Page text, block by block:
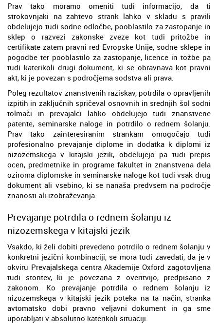
Prav tako moramo omeniti tudi informacijo, da ti
strokovnjaki na zahtevo strank lahko v skladu s pravili
obdelujejo tudi sodne odločbe, pooblastilo za zastopanje in
sklep o razvezi zakonske zveze kot tudi pritožbe in
certifikate zatem pravni red Evropske Unije, sodne sklepe in
pogodbe ter pooblastilo za zastopanje, licence in tožbe pa
tudi katerikoli drugi dokument, ki se obravnava kot pravni
akt, ki je povezan s področjema sodstva ali prava.
Poleg rezultatov znanstvenih raziskav, potrdila o opravljenih
izpitih in zaključnih spričeval osnovnih in srednjih šol sodni
tolmači in prevajalci lahko obdelujejo tudi znanstvene
patente, seminarske naloge in potrdilo o rednem šolanju.
Prav tako zainteresiranim strankam omogočajo tudi
profesionalno prevajanje diplome in dodatka k diplomi iz
nizozemskega v kitajski jezik, obdelujejo pa tudi prepis
ocen, predmetnike in programe fakultet in znanstvena dela
oziroma diplomske in seminarske naloge kot tudi vsak drug
dokument ali vsebino, ki se nanaša predvsem na področje
znanosti ali izobraževanja.
Prevajanje potrdila o rednem šolanju iz
nizozemskega v kitajski jezik
Vsakdo, ki želi dobiti prevedeno potrdilo o rednem šolanju v
konkretni jezični kombinaciji, se mora tudi zavedati, da je v
okviru Prevajalskega centra Akademije Oxford zagotovljena
tudi storitev, ki je povezana z overitvijo, predpisano z
zakonom. Ko prevajanje potrdila o rednem šolanju iz
nizozemskega v kitajski jezik poteka na ta način, stranka
avtomatsko dobi pravno veljavni dokument in ga sme
uporabljati v absolutno katerikoli situaciji.